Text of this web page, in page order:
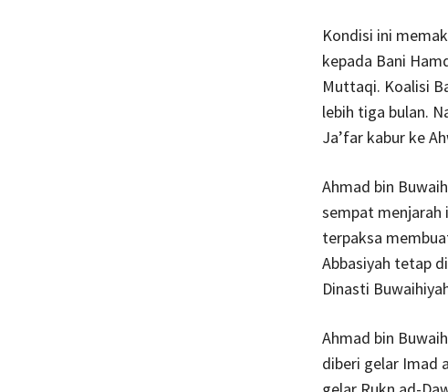
Kondisi ini
kepada Bani
Muttaqi. Koalisi
lebih tiga bulan.
Ja’far kabur ke
Ahmad bin
sempat menjarah
terpaksa
Abbasiyah tetap
Dinasti
Ahmad bin
diberi gelar Imad